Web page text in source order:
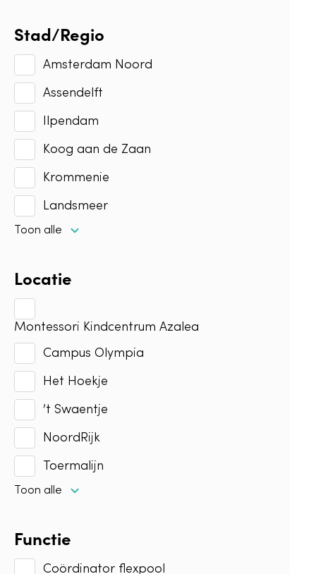
Stad/Regio
Amsterdam Noord
Assendelft
Ilpendam
Koog aan de Zaan
Krommenie
Landsmeer
Toon alle
Locatie
Montessori Kindcentrum Azalea
Campus Olympia
Het Hoekje
’t Swaentje
NoordRijk
Toermalijn
Toon alle
Functie
Coördinator flexpool